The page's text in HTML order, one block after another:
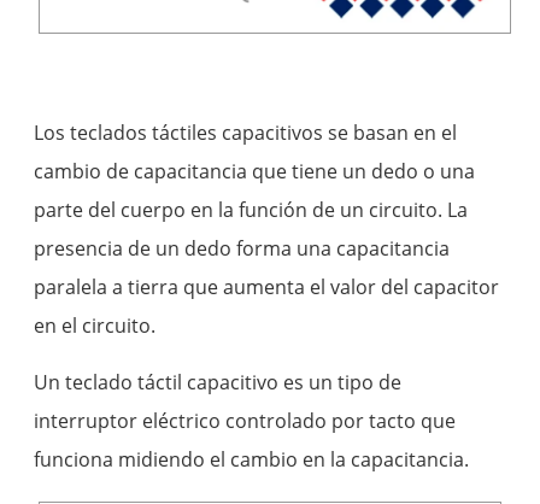
Los teclados táctiles capacitivos se basan en el
cambio de capacitancia que tiene un dedo o una
parte del cuerpo en la función de un circuito. La
presencia de un dedo forma una capacitancia
paralela a tierra que aumenta el valor del capacitor
en el circuito.
Un teclado táctil capacitivo es un tipo de
interruptor eléctrico controlado por tacto que
funciona midiendo el cambio en la capacitancia.